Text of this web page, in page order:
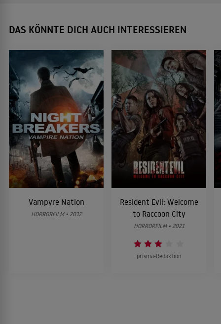
DAS KÖNNTE DICH AUCH INTERESSIEREN
Vampyre Nation
HORRORFILM • 2012
Resident Evil: Welcome
to Raccoon City
HORRORFILM • 2021
prisma-Redaktion